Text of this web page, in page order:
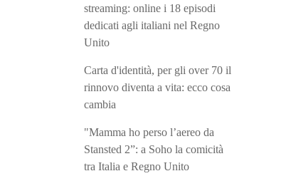
streaming: online i 18 episodi
dedicati agli italiani nel Regno
Unito
Carta d'identità, per gli over 70 il
rinnovo diventa a vita: ecco cosa
cambia
"Mamma ho perso l’aereo da
Stansted 2”: a Soho la comicità
tra Italia e Regno Unito